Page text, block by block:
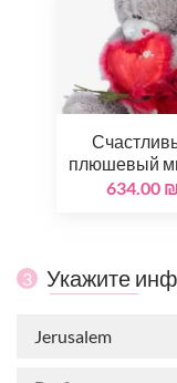
плюшевый
634.00 ₪
3 Укажите
Jerusalem